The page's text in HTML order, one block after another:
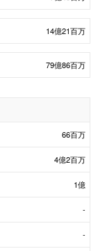
14億21百万
79億86百万
66百万
4億2百万
1億
-
-